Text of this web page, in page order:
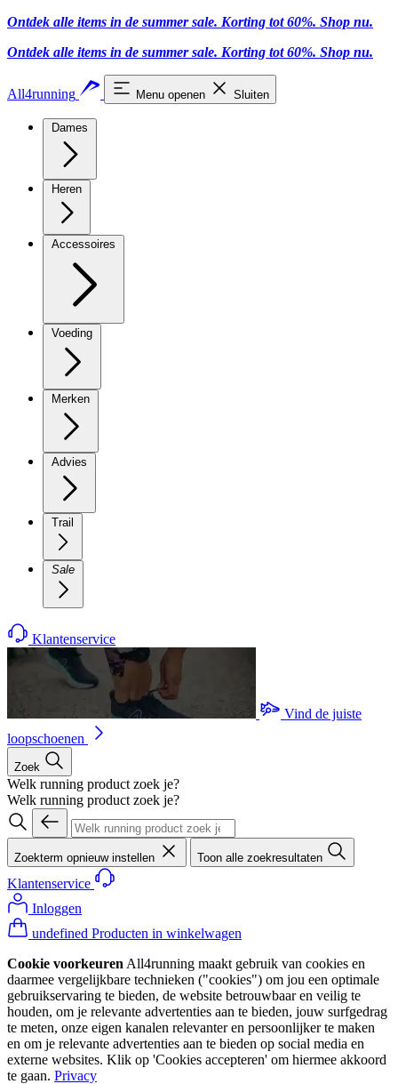
Ontdek alle items in de summer sale. Korting tot 60%. Shop nu.
Ontdek alle items in de summer sale. Korting tot 60%. Shop nu.
All4running Menu openen Sluiten
Dames
Heren
Accessoires
Voeding
Merken
Advies
Trail
Sale
Klantenservice
Vind de juiste
loopschoenen
Zoek
Welk running product zoek je?
Welk running product zoek je?
Zoekterm opnieuw instellen Toon alle zoekresultaten
Klantenservice
Inloggen
undefined Producten in winkelwagen
Cookie voorkeuren All4running maakt gebruik van cookies en
daarmee vergelijkbare technieken ("cookies") om jou een optimale
gebruikservaring te bieden, de website betrouwbaar en veilig te
houden, om je relevante advertenties aan te bieden, jouw surfgedrag
te meten, onze eigen kanalen relevanter en persoonlijker te maken
en om je relevante advertenties aan te bieden op social media en
externe websites. Klik op 'Cookies accepteren' om hiermee akkoord
te gaan. Privacy